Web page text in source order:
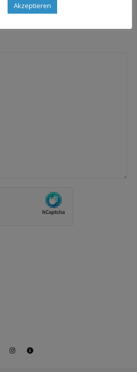
Akzeptieren